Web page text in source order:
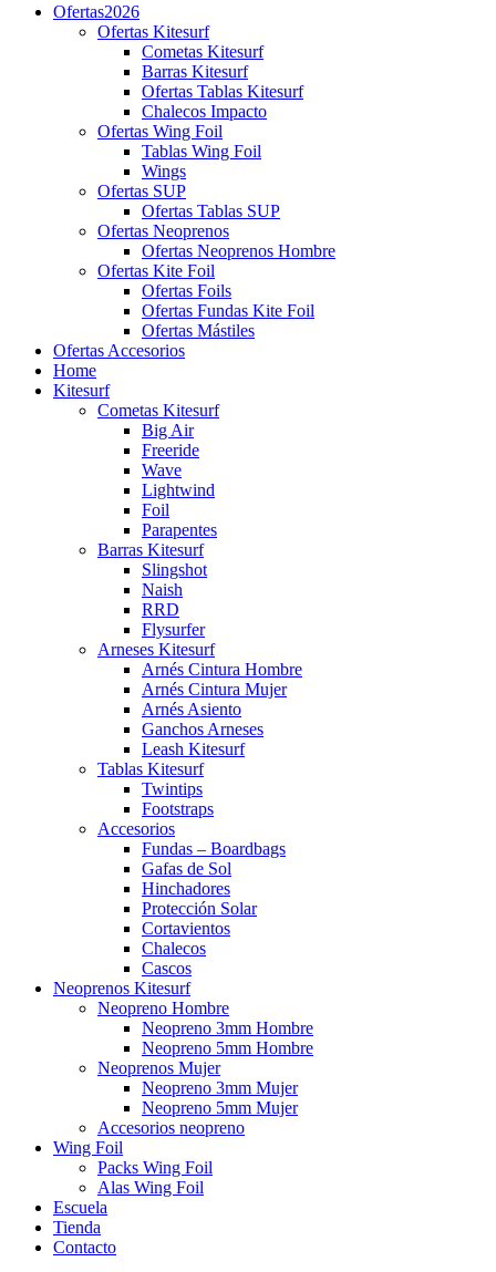
Ofertas2026
Ofertas Kitesurf
Cometas Kitesurf
Barras Kitesurf
Ofertas Tablas Kitesurf
Chalecos Impacto
Ofertas Wing Foil
Tablas Wing Foil
Wings
Ofertas SUP
Ofertas Tablas SUP
Ofertas Neoprenos
Ofertas Neoprenos Hombre
Ofertas Kite Foil
Ofertas Foils
Ofertas Fundas Kite Foil
Ofertas Mástiles
Ofertas Accesorios
Home
Kitesurf
Cometas Kitesurf
Big Air
Freeride
Wave
Lightwind
Foil
Parapentes
Barras Kitesurf
Slingshot
Naish
RRD
Flysurfer
Arneses Kitesurf
Arnés Cintura Hombre
Arnés Cintura Mujer
Arnés Asiento
Ganchos Arneses
Leash Kitesurf
Tablas Kitesurf
Twintips
Footstraps
Accesorios
Fundas – Boardbags
Gafas de Sol
Hinchadores
Protección Solar
Cortavientos
Chalecos
Cascos
Neoprenos Kitesurf
Neopreno Hombre
Neopreno 3mm Hombre
Neopreno 5mm Hombre
Neoprenos Mujer
Neopreno 3mm Mujer
Neopreno 5mm Mujer
Accesorios neopreno
Wing Foil
Packs Wing Foil
Alas Wing Foil
Escuela
Tienda
Contacto